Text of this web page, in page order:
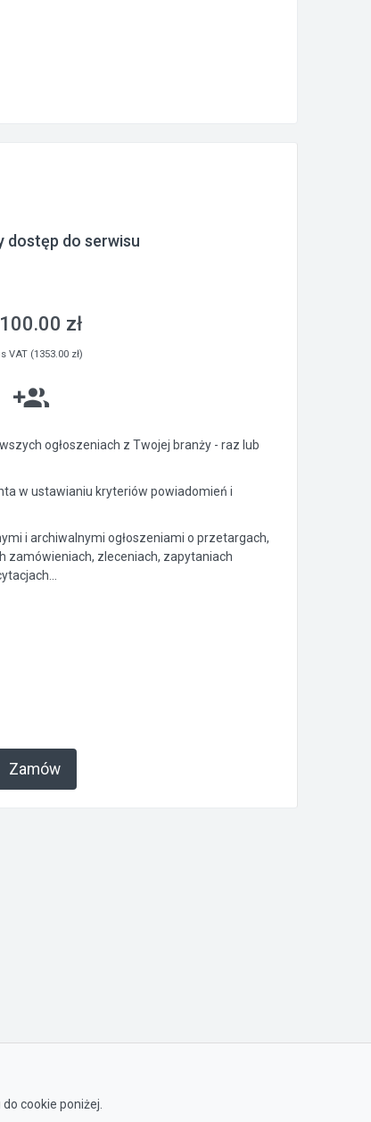
dostęp do serwisu
zł
VAT (1353.00 zł)
ogłoszeniach z Twojej branży - raz lub
w ustawianiu kryteriów powiadomień i
i archiwalnymi ogłoszeniami o przetargach,
zamówieniach, zleceniach, zapytaniach
Zamów
cookie poniżej.